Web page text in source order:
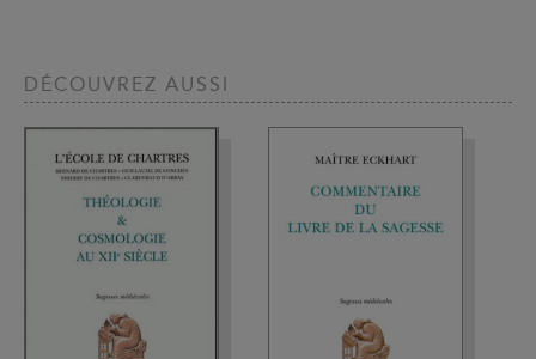
DÉCOUVREZ AUSSI